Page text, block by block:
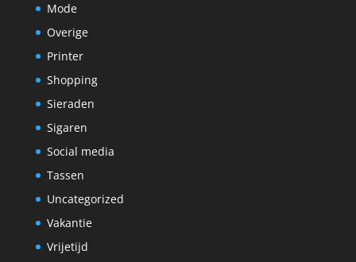
Mode
Overige
Printer
Shopping
Sieraden
Sigaren
Social media
Tassen
Uncategorized
Vakantie
Vrijetijd